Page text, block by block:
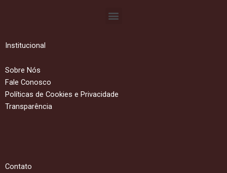
Menu
Institucional
Sobre Nós
Fale Conosco
Políticas de Cookies e Privacidade
Transparência
Contato